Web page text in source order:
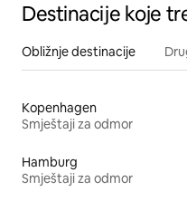
Destinacije koje
Obližnje destinacije
Kopenhagen
Smještaji za odmor
Hamburg
Smještaji za odmor